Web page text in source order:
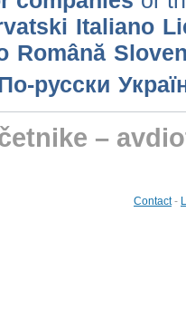
Italiano
Română
русски
–
Contact-